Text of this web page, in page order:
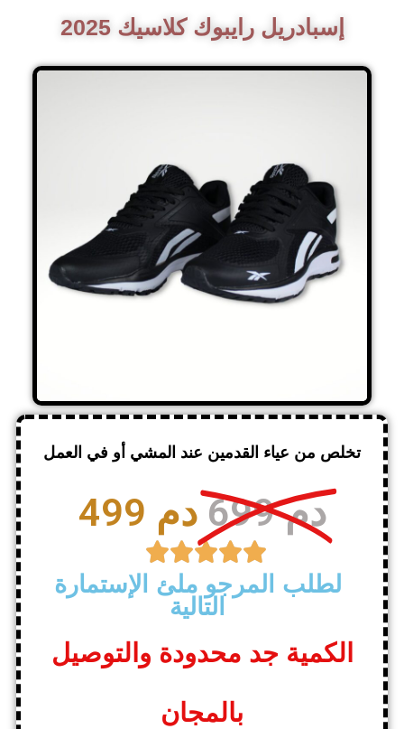
إسبادريل رايبوك كلاسيك 2025
تخلص من عياء القدمين عند المشي أو في العمل
499 دم 699 دم

لطلب المرجو ملئ الإستمارة
التالية
الكمية جد محدودة والتوصيل
بالمجان